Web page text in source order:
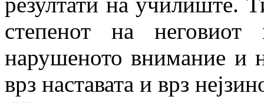
степенот на неговиот
нарушеното внимание и
врз наставата и врз